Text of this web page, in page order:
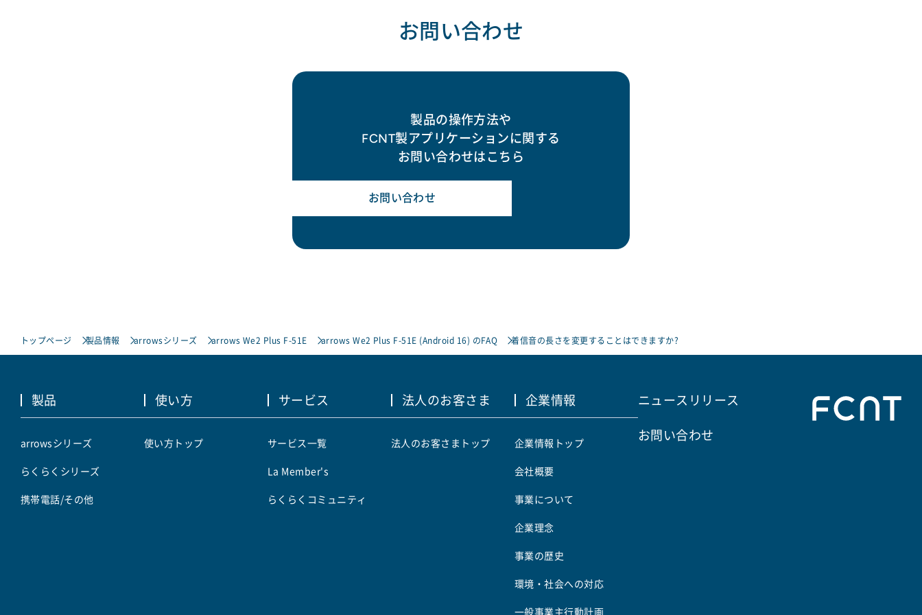
お問い合わせ
製品の操作方法や
FCNT製アプリケーションに関する
お問い合わせはこちら
お問い合わせ
トップページ 製品情報 arrowsシリーズ arrows We2 Plus F-51E arrows We2 Plus F-51E (Android 16) のFAQ 着信音の長さを変更することはできますか?
製品
arrowsシリーズ
らくらくシリーズ
携帯電話/その他
使い方
使い方トップ
サービス
サービス一覧
La Member's
らくらくコミュニティ
法人のお客さま
法人のお客さまトップ
企業情報
企業情報トップ
会社概要
事業について
企業理念
事業の歴史
環境・社会への対応
一般事業主行動計画
ニュースリリース
お問い合わせ